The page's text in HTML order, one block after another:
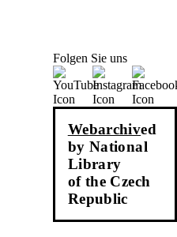
Folgen Sie uns
Webarchived
by National
Library
of the Czech
Republic